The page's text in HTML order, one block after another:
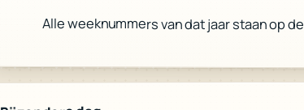
Alle weeknummers van dat jaar staan op de